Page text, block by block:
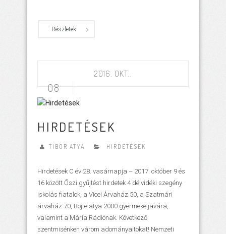
Részletek
2016. OKT..
08
HIRDETÉSEK
TIBOR ATYA HIRDETÉSEK
Hirdetések C év 28. vasárnapja – 2017. október 9 és
16 között Őszi gyűjtést hirdetek 4 délvidéki szegény
iskolás fiatalok, a Vicei Árvaház 50, a Szatmári
árvaház 70, Böjte atya 2000 gyermeke javára,
valamint a Mária Rádiónak. Következő
szentmisénken várom adományaitokat! Nemzeti